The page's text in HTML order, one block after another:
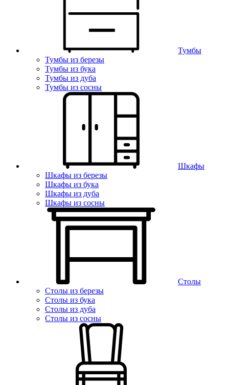
Тумбы
Тумбы из березы
Тумбы из бука
Тумбы из дуба
Тумбы из сосны
Шкафы
Шкафы из березы
Шкафы из бука
Шкафы из дуба
Шкафы из сосны
Столы
Столы из березы
Столы из бука
Столы из дуба
Столы из сосны